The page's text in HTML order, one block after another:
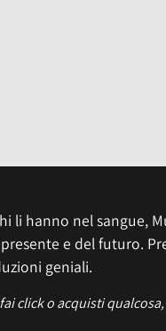
li hanno nel sangue,
e del futuro.
geniali.
click o acquisti